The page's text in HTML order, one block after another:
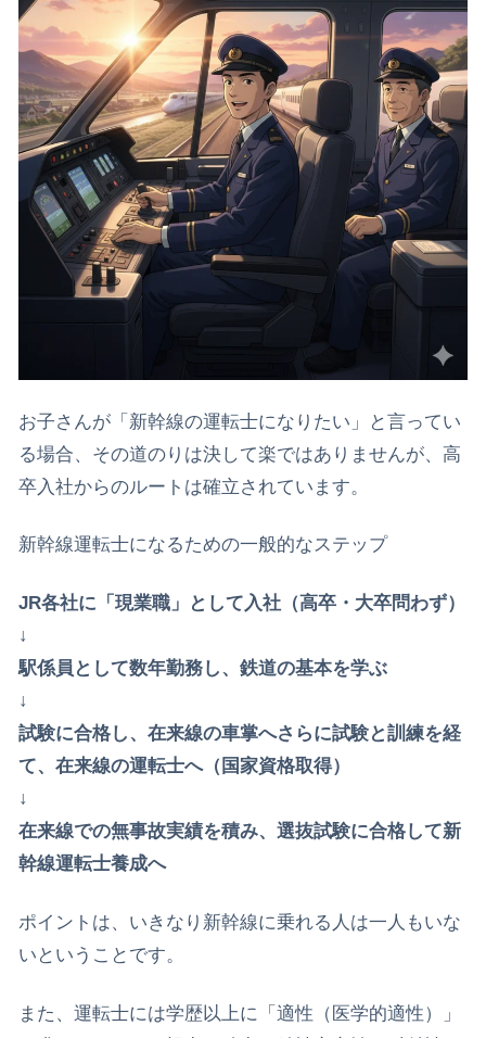
お子さんが「新幹線の運転士になりたい」と言ってい
る場合、その道のりは決して楽ではありませんが、高
卒入社からのルートは確立されています。
​新幹線運転士になるための一般的なステップ
JR各社に「現業職」として入社（高卒・大卒問わず）
↓
​駅係員として数年勤務し、鉄道の基本を学ぶ
↓
​試験に合格し、在来線の車掌へ​さらに試験と訓練を経
て、在来線の運転士へ（国家資格取得）
↓
​在来線での無事故実績を積み、選抜試験に合格して新
幹線運転士養成へ
​ポイントは、いきなり新幹線に乗れる人は一人もいな
いということです。
また、運転士には学歴以上に「適性（医学的適性）」